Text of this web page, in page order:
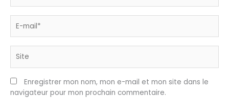
mail*
Enregistrer mon nom, mon e-mail et mon site dans le
navigateur pour mon prochain commentaire.